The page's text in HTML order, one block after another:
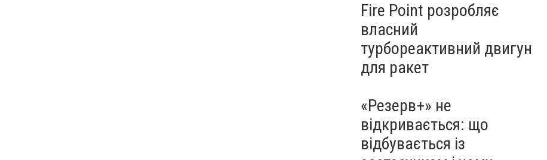
Fire Point розробляє
власний
турбореактивний двигун
для ракет
«Резерв+» не
відкривається: що
відбувається із